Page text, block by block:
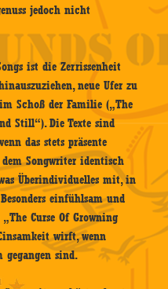
jedoch nicht
ist die Zerrissenheit
neue Ufer zu
Schoß der Familie („The
Still“). Die Texte sind
das stets präsente
Songwriter identisch
Überindividuelles mit, in
einfühlsam und
Curse Of Growning
wirft, wenn
gegangen sind.